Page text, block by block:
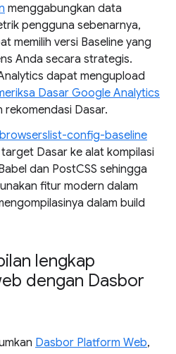
menggabungkan data
pengguna sebenarnya,
memilih versi Baseline yang
Anda secara strategis.
dapat mengupload
Dasar Google Analytics
Dasar.
browserslist-config-baseline
Dasar ke alat kompilasi
dan PostCSS sehingga
fitur modern dalam
dalam build
lengkap
dengan Dasbor
Dasbor Platform Web,